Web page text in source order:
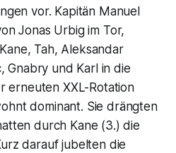
vor. Kapitän Manuel
Jonas Urbig im Tor,
Tah, Aleksandar
Gnabry und Karl in die
erneuten XXL-Rotation
dominant. Sie drängten
durch Kane (3.) die
darauf jubelten die